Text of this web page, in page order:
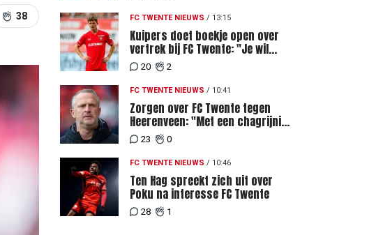
38 FC TWENTE NIEUWS / 13:15
Kuipers doet boekje open over
vertrek bij FC Twente: "Je wil
ergens heen waar mensen je
waarderen"
20 2
FC TWENTE NIEUWS / 10:41
Zorgen over FC Twente tegen
Heerenveen: "Met een chagrijnig
gevoel richting Slowakije"
23 0
FC TWENTE NIEUWS / 10:46
Ten Hag spreekt zich uit over
Poku na interesse FC Twente
28 1